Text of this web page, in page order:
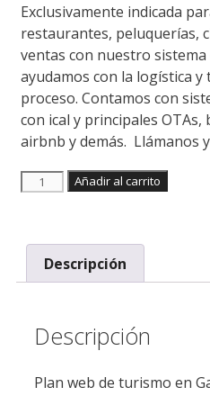
Exclusivamente indicada
restaurantes, peluquerías,
ventas con nuestro sistema
ayudamos con la logística
proceso. Contamos con
con ical y principales
airbnb y demás. Llámanos
Añadir al carrito
Descripción
Descripción
Plan web de turismo en